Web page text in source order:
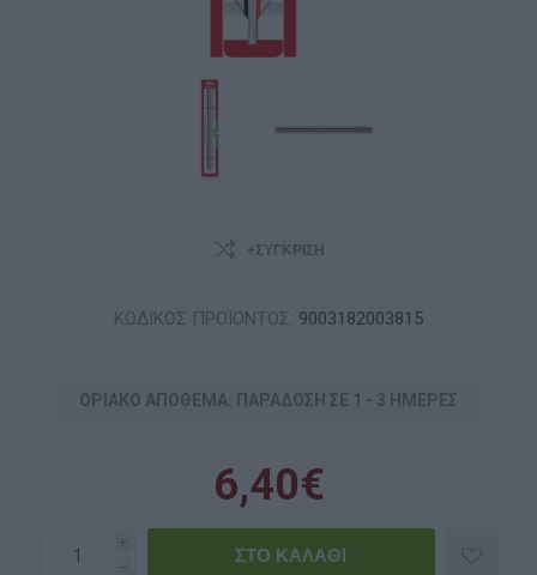
+ΣΎΓΚΡΙΣΗ
ΚΩΔΙΚΟΣ ΠΡΟΪΟΝΤΟΣ: 9003182003815
ΟΡΙΑΚΌ ΑΠΌΘΕΜΑ: ΠΑΡΆΔΟΣΗ ΣΕ 1 - 3 ΗΜΈΡΕΣ
6,40€
i
h